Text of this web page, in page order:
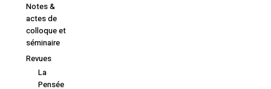
Notes &
actes de
colloque et
séminaire
Revues
La
Pensée